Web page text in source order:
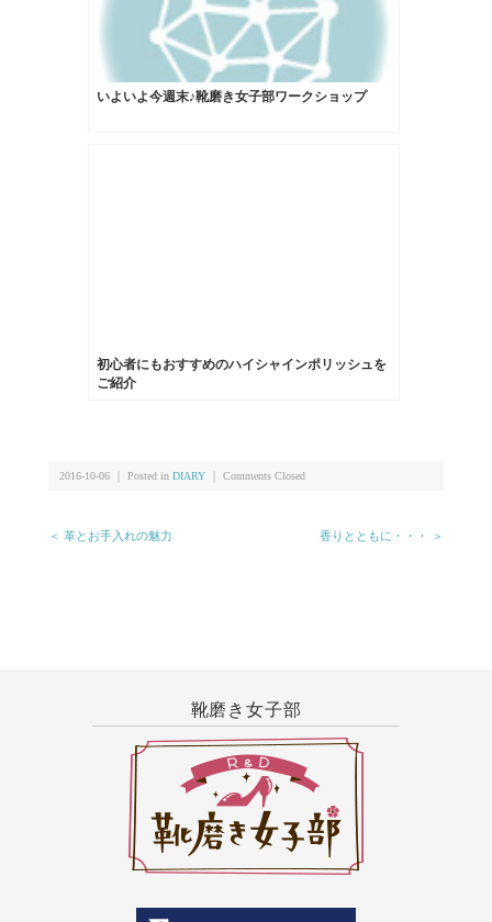
いよいよ今週末♪靴磨き女子部ワークショップ
初心者にもおすすめのハイシャインポリッシュを
ご紹介
2016-10-06 ｜ Posted in DIARY Comments Closed
＜ 革とお手入れの魅力 香りとともに・・・ ＞
靴磨き女子部